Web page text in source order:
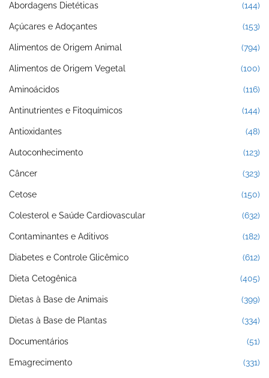
Abordagens Dietéticas (144)
Açúcares e Adoçantes (153)
Alimentos de Origem Animal (794)
Alimentos de Origem Vegetal (100)
Aminoácidos (116)
Antinutrientes e Fitoquímicos (144)
Antioxidantes (48)
Autoconhecimento (123)
Câncer (323)
Cetose (150)
Colesterol e Saúde Cardiovascular (632)
Contaminantes e Aditivos (182)
Diabetes e Controle Glicêmico (612)
Dieta Cetogênica (405)
Dietas à Base de Animais (399)
Dietas à Base de Plantas (334)
Documentários (51)
Emagrecimento (331)